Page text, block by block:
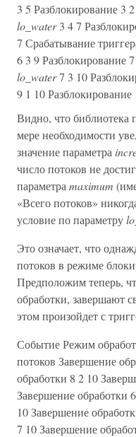
3 5 Разблокирование 3
lo_water3 4 7
7 Срабатывание
6 3 9 Разблокирование
lo_water7 3 10
9 1 10 Разблокирование
Видно, что библиотека
мере необходимости
значение параметра
число потоков не
параметра maximum
«Всего потоков»
условие по параметру
Это означает, что
потоков в режиме
Предположим теперь,
обработки, завершают
этом произойдет с
Событие Режим
потоков Завершение
обработки 8 2 10
Завершение обработки
10 Завершение
7 10 Завершение